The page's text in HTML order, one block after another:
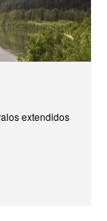
extendidos